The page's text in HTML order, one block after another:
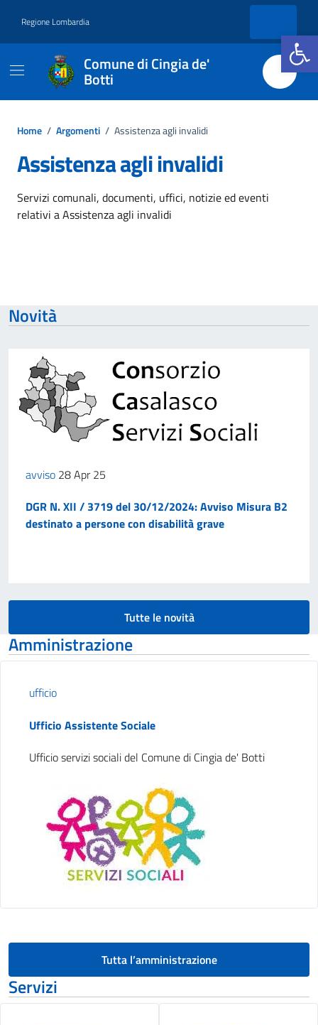
Apri la
Regione Lombardia
Comune di Cingia de'
Botti
Home / Argomenti / Assistenza agli invalidi
Assistenza agli invalidi
Dettagli dell'argomento
Servizi comunali, documenti, uffici, notizie ed eventi
relativi a Assistenza agli invalidi
Novità
avviso 28 Apr 25
DGR N. XII / 3719 del 30/12/2024: Avviso Misura B2
destinato a persone con disabilità grave
Tutte le novità
Amministrazione
ufficio
Ufficio Assistente Sociale
Ufficio servizi sociali del Comune di Cingia de' Botti
Tutta l’amministrazione
Servizi